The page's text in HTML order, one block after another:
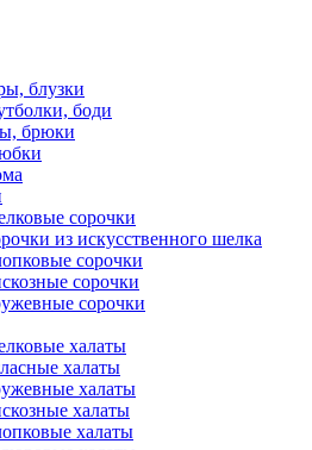
блузки
боди
брюки
сорочки
из искусственного шелка
сорочки
сорочки
сорочки
халаты
халаты
халаты
халаты
халаты